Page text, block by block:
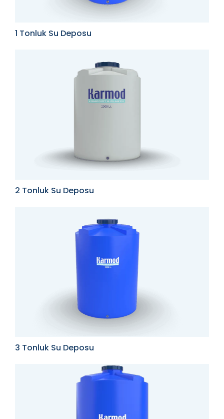
1 Tonluk Su Deposu
2 Tonluk Su Deposu
3 Tonluk Su Deposu